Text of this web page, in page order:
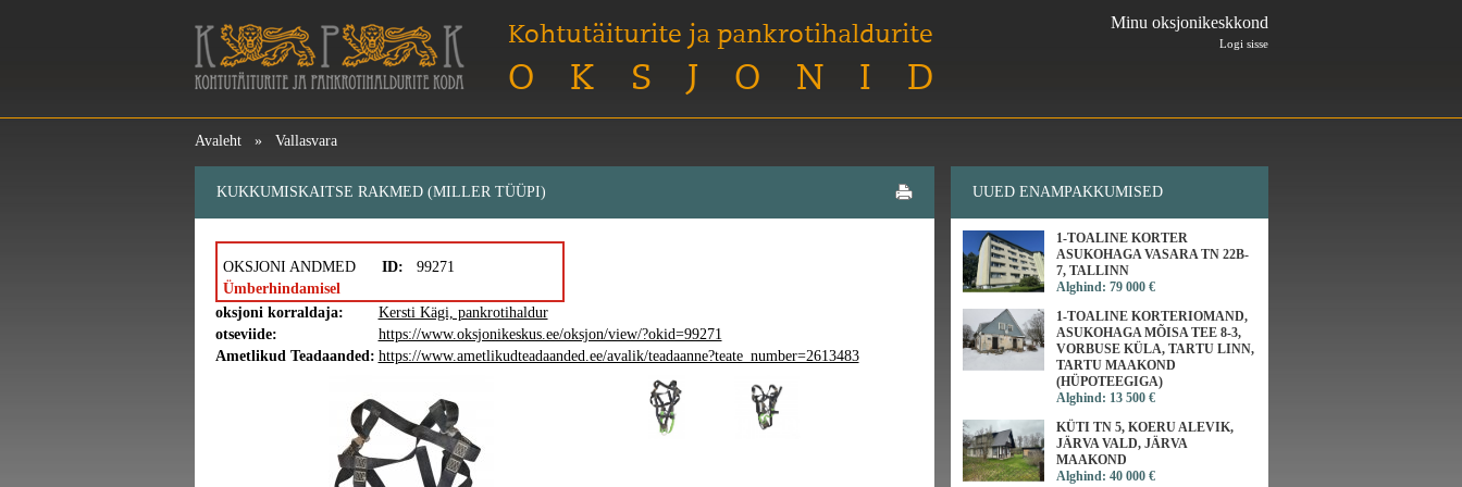
Kohtutäiturite ja pankrotihaldurite
OKSJONID
Minu oksjonikeskkond
Logi sisse
Avaleht » Vallasvara
KUKKUMISKAITSE RAKMED (MILLER TÜÜPI)
OKSJONI ANDMED ID:
99271
Ümberhindamisel
oksjoni korraldaja:
Kersti Kägi, pankrotihaldur
otseviide:
https://www.oksjonikeskus.ee/oksjon/view/?okid=99271
Ametlikud Teadaanded: https://www.ametlikudteadaanded.ee/avalik/teadaanne?teate_number=2613483
UUED ENAMPAKKUMISED
1-TOALINE KORTER
ASUKOHAGA VASARA TN 22B-
7, TALLINN
Alghind: 79 000 €
1-TOALINE KORTERIOMAND,
ASUKOHAGA MÕISA TEE 8-3,
VORBUSE KÜLA, TARTU LINN,
TARTU MAAKOND
(HÜPOTEEGIGA)
Alghind: 13 500 €
KÜTI TN 5, KOERU ALEVIK,
JÄRVA VALD, JÄRVA
MAAKOND
Alghind: 40 000 €